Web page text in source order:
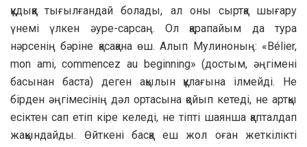
құдыққа тығылғандай болады, ал оны сыртқа шығару
үнемі үлкен әуре-сарсаң. Ол қарапайым да тура
нәрсенің бәріне қасақана өш. Алып Мулиноның: «Bélier,
mon ami, commencez au beginning» (достым, әңгімені
басынан баста) деген ақылын құлағына ілмейді. Не
бірден әңгімесінің дәл ортасына қойып кетеді, не артқы
есіктен сап етіп кіре келеді, не тіпті шаянша қапталдап
жақындайды. Өйткені басқа еш жол оған жеткілікті